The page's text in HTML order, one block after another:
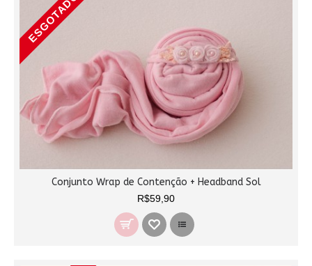
ESGOTADO
Conjunto Wrap de Contenção + Headband Sol
R$59,90